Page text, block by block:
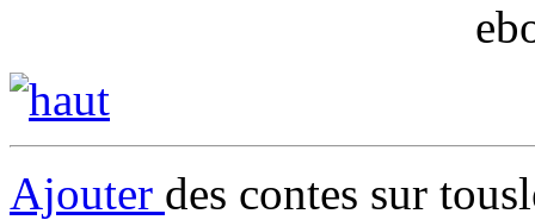
Ajouter des contes sur